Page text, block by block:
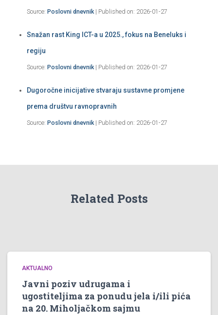
Source: Poslovni dnevnik Published on: 2026-01-27
Snažan rast King ICT-a u 2025., fokus na Beneluks i
regiju
Source: Poslovni dnevnik Published on: 2026-01-27
Dugoročne inicijative stvaraju sustavne promjene
prema društvu ravnopravnih
Source: Poslovni dnevnik Published on: 2026-01-27
Related Posts
AKTUALNO
Javni poziv udrugama i
ugostiteljima za ponudu jela i/ili pića
na 20. Miholjačkom sajmu